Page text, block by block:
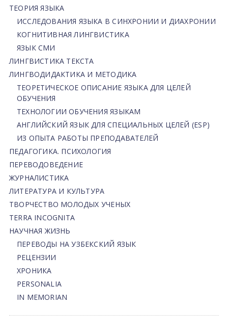
ТЕОРИЯ ЯЗЫКА
ИССЛЕДОВАНИЯ ЯЗЫКА В СИНХРОНИИ И ДИАХРОНИИ
КОГНИТИВНАЯ ЛИНГВИСТИКА
ЯЗЫК СМИ
ЛИНГВИСТИКА ТЕКСТА
ЛИНГВОДИДАКТИКА И МЕТОДИКА
ТЕОРЕТИЧЕСКОЕ ОПИСАНИЕ ЯЗЫКА ДЛЯ ЦЕЛЕЙ
ОБУЧЕНИЯ
ТЕХНОЛОГИИ ОБУЧЕНИЯ ЯЗЫКАМ
АНГЛИЙСКИЙ ЯЗЫК ДЛЯ СПЕЦИАЛЬНЫХ ЦЕЛЕЙ (ESP)
ИЗ ОПЫТА РАБОТЫ ПРЕПОДАВАТЕЛЕЙ
ПЕДАГОГИКА. ПСИХОЛОГИЯ
ПЕРЕВОДОВЕДЕНИЕ
ЖУРНАЛИСТИКА
ЛИТЕРАТУРА И КУЛЬТУРА
ТВОРЧЕСТВО МОЛОДЫХ УЧЕНЫХ
TERRA INCOGNITA
НАУЧНАЯ ЖИЗНЬ
ПЕРЕВОДЫ НА УЗБЕКСКИЙ ЯЗЫК
РЕЦЕНЗИИ
ХРОНИКА
PERSONALIA
IN MEMORIAN